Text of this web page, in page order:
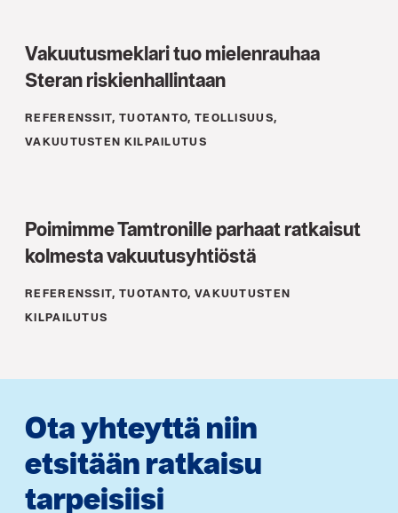
Vakuutusmeklari tuo mielenrauhaa
Steran riskienhallintaan
REFERENSSIT, TUOTANTO, TEOLLISUUS,
VAKUUTUSTEN KILPAILUTUS
Poimimme Tamtronille parhaat ratkaisut
kolmesta vakuutus­yhtiöstä
REFERENSSIT, TUOTANTO, VAKUUTUSTEN
KILPAILUTUS
Ota yhteyttä niin
etsitään ratkaisu
tarpeisiisi